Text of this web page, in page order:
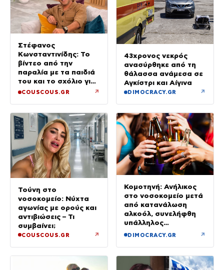
Στέφανος
Κωνσταντινίδης: Το
βίντεο από την
παραλία με τα παιδιά
του και το σχόλιο για
την ηλικία του
COUSCOUS.GR ↗
43χρονος νεκρός
ανασύρθηκε από τη
θάλασσα ανάμεσα σε
Αγκίστρι και Αίγινα
DIMOCRACY.GR ↗
Τούνη στο
νοσοκομείο: Νύχτα
αγωνίας με ορούς και
αντιβιώσεις – Τι
συμβαίνει;
COUSCOUS.GR ↗
Κομοτηνή: Ανήλικος
στο νοσοκομείο μετά
από κατανάλωση
αλκοόλ, συνελήφθη
υπάλληλος
καταστήματος
DIMOCRACY.GR ↗